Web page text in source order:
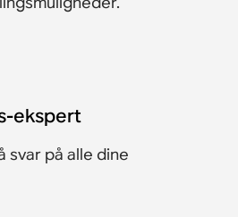
ekspert
svar på alle dine